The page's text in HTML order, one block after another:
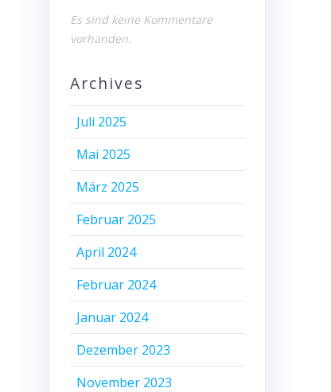
Es sind keine Kommentare
vorhanden.
Archives
Juli 2025
Mai 2025
März 2025
Februar 2025
April 2024
Februar 2024
Januar 2024
Dezember 2023
November 2023